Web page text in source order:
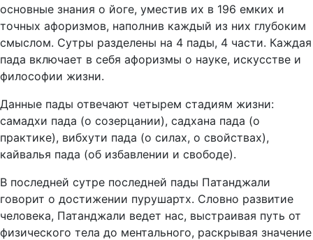
основные знания о йоге, уместив их в 196 емких и
точных афоризмов, наполнив каждый из них глубоким
смыслом. Сутры разделены на 4 пады, 4 части. Каждая
пада включает в себя афоризмы о науке, искусстве и
философии жизни.
Данные пады отвечают четырем стадиям жизни:
самадхи пада (о созерцании), садхана пада (о
практике), вибхути пада (о силах, о свойствах),
кайвалья пада (об избавлении и свободе).
В последней сутре последней пады Патанджали
говорит о достижении пурушартх. Словно развитие
человека, Патанджали ведет нас, выстраивая путь от
физического тела до ментального, раскрывая значение